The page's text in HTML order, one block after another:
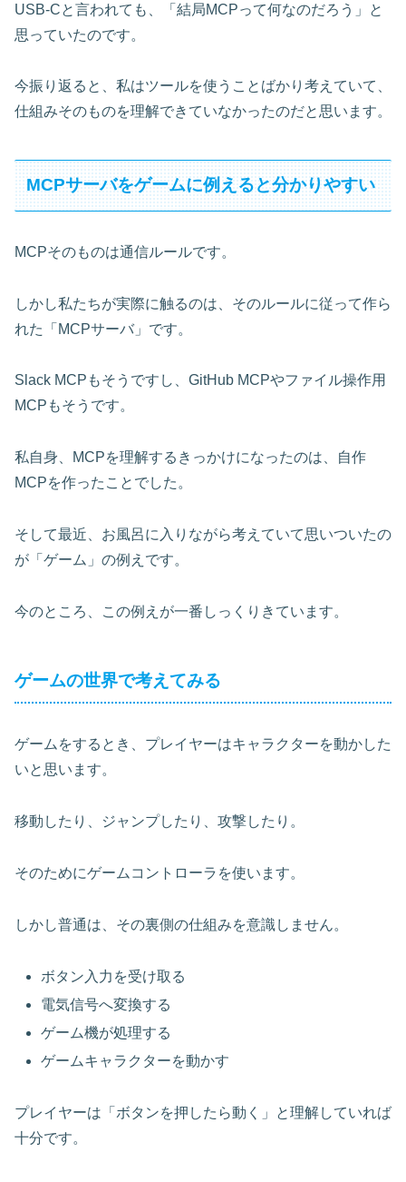
USB-Cと言われても、「結局MCPって何なのだろう」と
思っていたのです。
今振り返ると、私はツールを使うことばかり考えていて、
仕組みそのものを理解できていなかったのだと思います。
MCPサーバをゲームに例えると分かりやすい
MCPそのものは通信ルールです。
しかし私たちが実際に触るのは、そのルールに従って作ら
れた「MCPサーバ」です。
Slack MCPもそうですし、GitHub MCPやファイル操作用
MCPもそうです。
私自身、MCPを理解するきっかけになったのは、自作
MCPを作ったことでした。
そして最近、お風呂に入りながら考えていて思いついたの
が「ゲーム」の例えです。
今のところ、この例えが一番しっくりきています。
ゲームの世界で考えてみる
ゲームをするとき、プレイヤーはキャラクターを動かした
いと思います。
移動したり、ジャンプしたり、攻撃したり。
そのためにゲームコントローラを使います。
しかし普通は、その裏側の仕組みを意識しません。
ボタン入力を受け取る
電気信号へ変換する
ゲーム機が処理する
ゲームキャラクターを動かす
プレイヤーは「ボタンを押したら動く」と理解していれば
十分です。